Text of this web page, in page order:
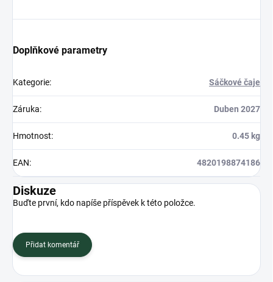
Doplňkové parametry
Kategorie: Sáčkové čaje
Záruka: Duben 2027
Hmotnost: 0.45 kg
EAN: 4820198874186
Diskuze
Buďte první, kdo napíše příspěvek k této položce.
Přidat komentář